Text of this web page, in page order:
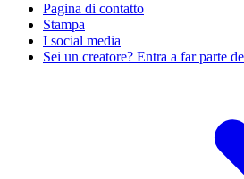
Pagina di contatto
Stampa
I social media
Sei un creatore? Entra a far parte